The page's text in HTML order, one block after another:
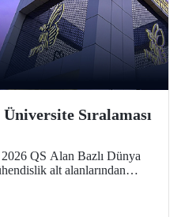
Sıralaması
QS Alan Bazlı Dünya
alt alanlarından
Elektronik